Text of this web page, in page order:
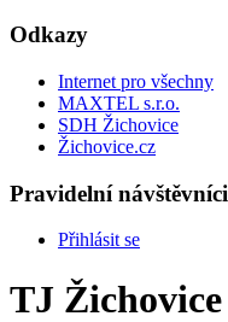
Odkazy
Internet pro všechny
MAXTEL s.r.o.
SDH Žichovice
Žichovice.cz
Pravidelní návštěvníci
Přihlásit se
TJ Žichovice